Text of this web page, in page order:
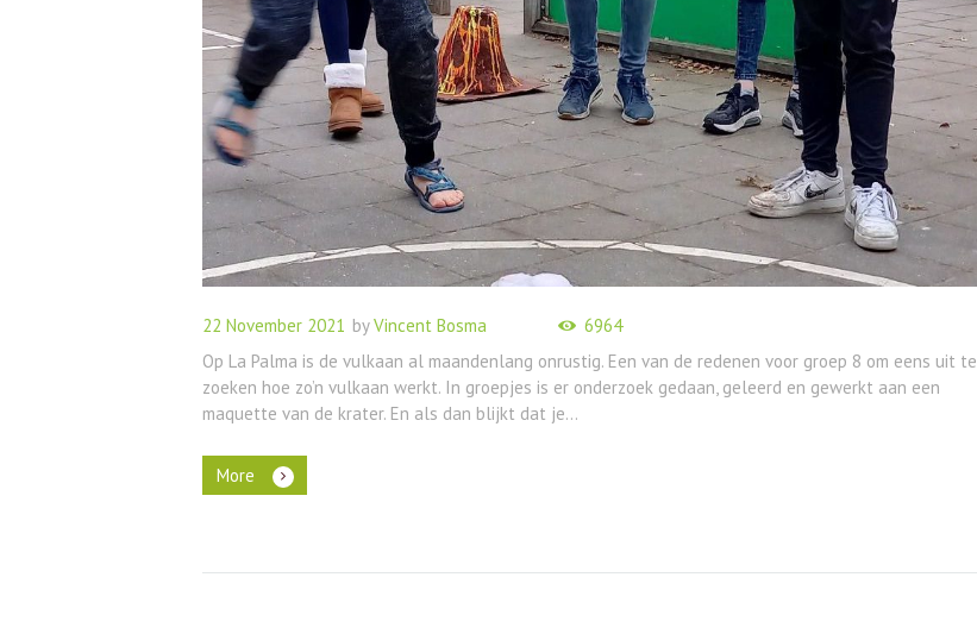
22 November 2021 byVincent Bosma
6964
Op La Palma is de vulkaan al maandenlang onrustig. Een van de redenen voor groep 8 om eens uit te
zoeken hoe zo’n vulkaan werkt. In groepjes is er onderzoek gedaan, geleerd en gewerkt aan een
maquette van de krater. En als dan blijkt dat je...
More